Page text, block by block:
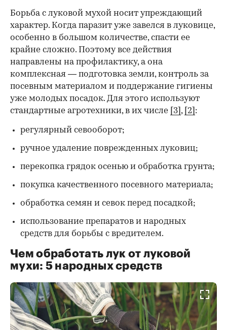
Борьба с луковой мухой носит упреждающий
характер. Когда паразит уже завелся в луковице,
особенно в большом количестве, спасти ее
крайне сложно. Поэтому все действия
направлены на профилактику, а она
комплексная — подготовка земли, контроль за
посевным материалом и поддержание гигиены
уже молодых посадок. Для этого используют
стандартные агротехники, в их числе
[3] , [2] :
регулярный севооборот;
ручное удаление поврежденных луковиц;
перекопка грядок осенью и обработка грунта;
покупка качественного посевного материала;
обработка семян и севок перед посадкой;
использование препаратов и народных
средств для борьбы с вредителем.
Чем обработать лук от луковой
мухи: 5 народных средств